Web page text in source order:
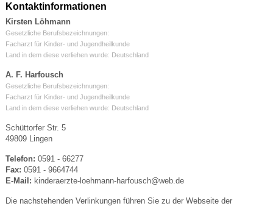
Kontaktinformationen
Kirsten Löhmann
Gesetzliche Berufsbezeichnungen:
Facharzt für Kinder- und Jugendheilkunde
Land in dem diese verliehen wurde: Deutschland
A. F. Harfousch
Gesetzliche Berufsbezeichnungen:
Facharzt für Kinder- und Jugendheilkunde
Land in dem diese verliehen wurde: Deutschland
Schüttorfer Str. 5
49809 Lingen
Telefon: 0591 - 66277
Fax: 0591 - 9664744
E-Mail: kinderaerzte-loehmann-harfousch@web.de
Die nachstehenden Verlinkungen führen Sie zu der Webseite der